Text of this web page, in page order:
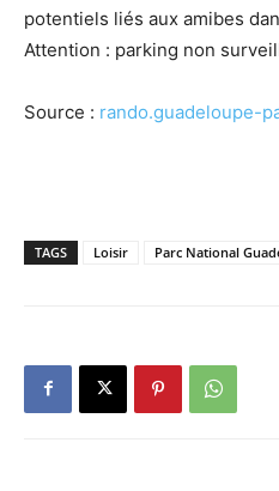
potentiels liés aux amibes
Attention : parking non
Source : rando.guadeloupe-
TAGS Loisir Parc National